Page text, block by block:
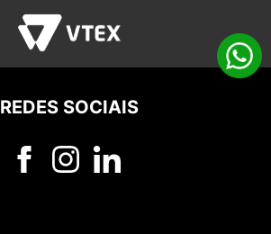
REDES SOCIAIS